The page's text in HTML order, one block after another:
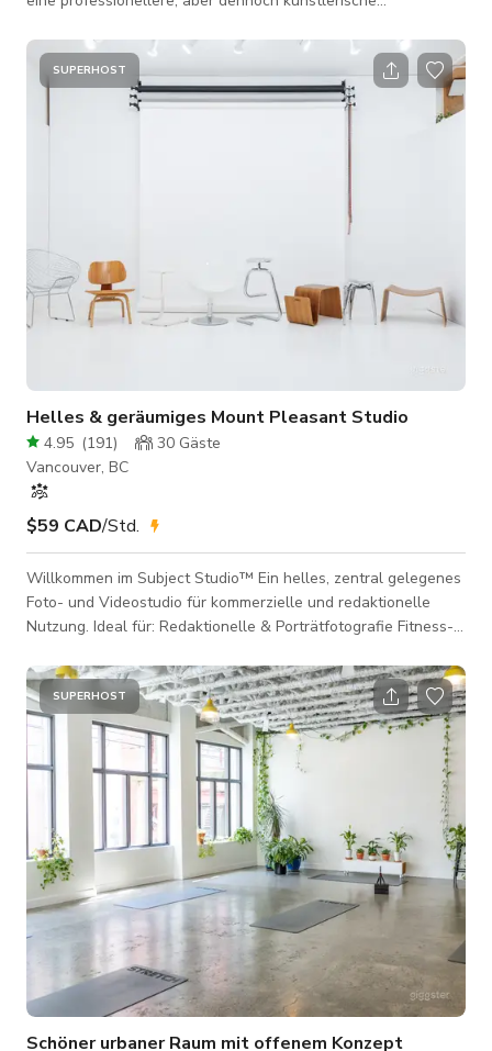
Balkenkonstruktion, Holzböden, kleines Fenster mit
natürlichem Licht nach Osten. Das Studio ist auch klimatisiert,
Damen- und Herrentoiletten, Dusche, Make-up-Station,
Umkleideraum, Highspeed-Internet. Die Studiomiete beinhaltet
SUPERHOST
Helles & geräumiges Mount Pleasant Studio
4.95 (191) 30 Gäste
Vancouver, BC
$59 CAD/Std.
Willkommen im Subject Studio™ Ein helles, zentral gelegenes
Foto- und Videostudio für kommerzielle und redaktionelle
Nutzung. Ideal für: Redaktionelle & Porträtfotografie Fitness-
Produkt- & E-Commerce-Shootings Kleine Veranstaltungen,
Kunstausstellungen & Workshops Raummerkmale: Weiße
Wände + Betonböden Freiliegende Holzbalken 11 Fuß hohe
Decken Intelligentes Beleuchtungssystem Bluetooth
Surround-Sound-Lautsprecher Gelegen im Main
SUPERHOST
Schöner urbaner Raum mit offenem Konzept